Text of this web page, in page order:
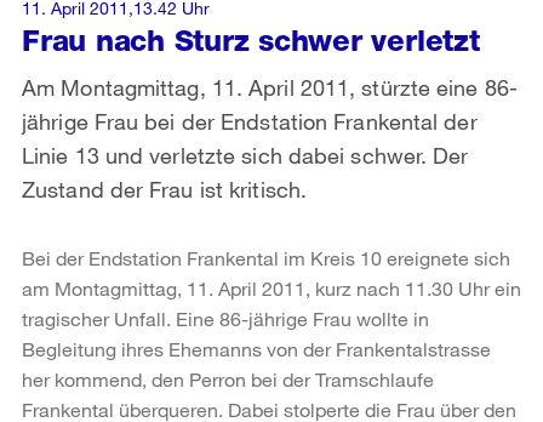
Frau nach Sturz schwer verletzt
Am Montagmittag, 11. April 2011, stürzte eine 86-
jährige Frau bei der Endstation Frankental der
Linie 13 und verletzte sich dabei schwer. Der
Zustand der Frau ist kritisch.
11. April 2011,13.42 Uhr
Bei der Endstation Frankental im Kreis 10 ereignete sich
am Montagmittag, 11. April 2011, kurz nach 11.30 Uhr ein
tragischer Unfall. Eine 86-jährige Frau wollte in
Begleitung ihres Ehemanns von der Frankentalstrasse
her kommend, den Perron bei der Tramschlaufe
Frankental überqueren. Dabei stolperte die Frau über den